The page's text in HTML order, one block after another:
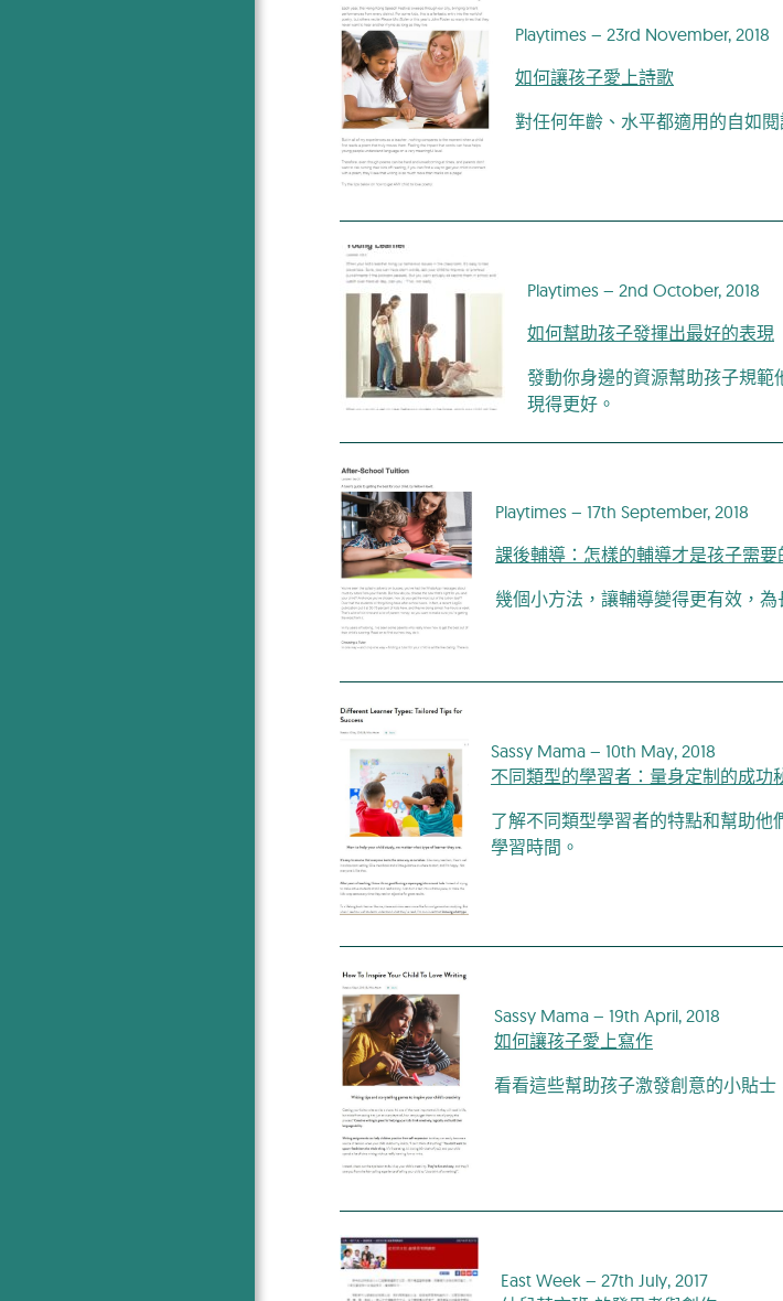
Playtimes – 23rd November, 2018
如何讓孩子愛上詩歌
對任何年齡、水平都適用的自如
Playtimes – 2nd October, 2018
如何幫助孩子發揮出最好的表現
發動你身邊的資源幫助孩子規
現得更好。
Playtimes – 17th September, 2018
課後輔導：怎樣的輔導才是孩子需要
幾個小方法，讓輔導變得更有效，
Sassy Mama – 10th May, 2018
不同類型的學習者：量身定制的成功
了解不同類型學習者的特點和幫助
學習時間。
Sassy Mama – 19th April, 2018
如何讓孩子愛上寫作
看看這些幫助孩子激發創意的小貼
East Week – 27th July, 2017